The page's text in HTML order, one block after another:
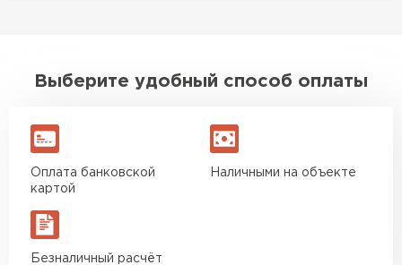
Выберите удобный способ оплаты
Оплата банковской
картой
Наличными на объекте
Безналичный расчёт